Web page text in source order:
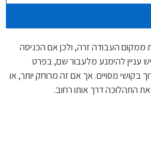
העבודה זרה, ולכן אם הכניסה
עניין להימנע מלעבור שם, בפרט
מסויים. אך אם זה מרוחק יותר, או
התהלוכה דרך אותו רחוב.